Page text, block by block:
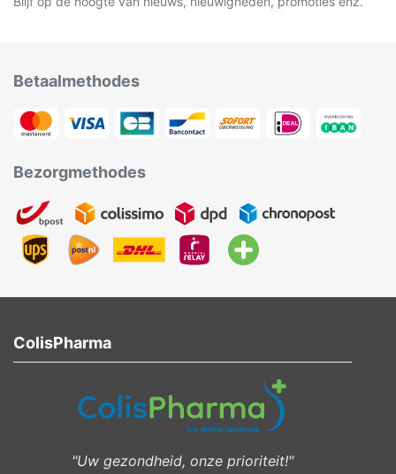
Betaalmethodes
Bezorgmethodes
ColisPharma
"Uw gezondheid, onze prioriteit!"